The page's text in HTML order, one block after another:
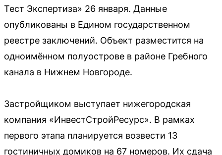
Тест Экспертиза» 26 января. Данные
опубликованы в Едином государственном
реестре заключений. Объект разместится на
одноимённом полуострове в районе Гребного
канала в Нижнем Новгороде.
Застройщиком выступает нижегородская
компания «ИнвестСтройРесурс». В рамках
первого этапа планируется возвести 13
гостиничных домиков на 67 номеров. Их сдача